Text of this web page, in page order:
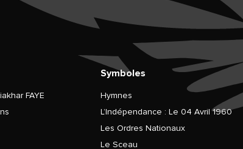
FAYE
Symboles
Hymnes
L’Indépendance : Le 04 Avril 1960
Les Ordres Nationaux
Le Sceau